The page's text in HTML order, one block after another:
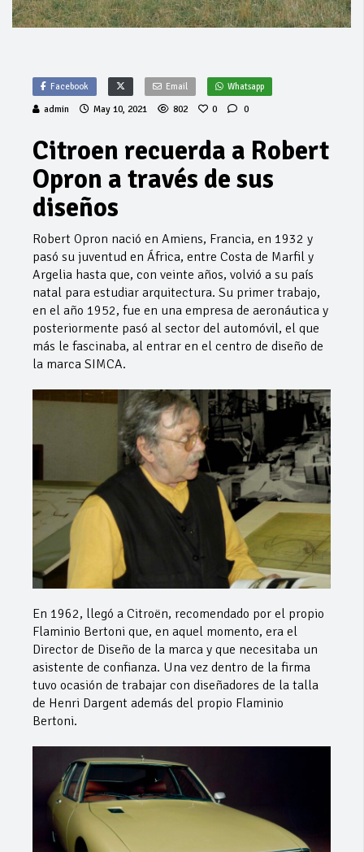
Facebook Email Whatsapp
admin May 10, 2021 802 0 0
Citroen recuerda a Robert
Opron a través de sus
diseños
Robert Opron nació en Amiens, Francia, en 1932 y
pasó su juventud en África, entre Costa de Marfil y
Argelia hasta que, con veinte años, volvió a su país
natal para estudiar arquitectura. Su primer trabajo,
en el año 1952, fue en una empresa de aeronáutica y
posteriormente pasó al sector del automóvil, el que
más le fascinaba, al entrar en el centro de diseño de
la marca SIMCA.
En 1962, llegó a Citroën, recomendado por el propio
Flaminio Bertoni que, en aquel momento, era el
Director de Diseño de la marca y que necesitaba un
asistente de confianza. Una vez dentro de la firma
tuvo ocasión de trabajar con diseñadores de la talla
de Henri Dargent además del propio Flaminio
Bertoni.